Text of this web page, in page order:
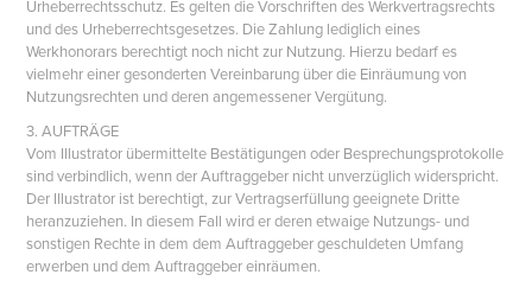
Urheberrechtsschutz. Es gelten die Vorschriften des Werkvertragsrechts
und des Urheberrechtsgesetzes. Die Zahlung lediglich eines
Werkhonorars berechtigt noch nicht zur Nutzung. Hierzu bedarf es
vielmehr einer gesonderten Vereinbarung über die Einräumung von
Nutzungsrechten und deren angemessener Vergütung.
3. AUFTRÄGE
Vom Illustrator übermittelte Bestätigungen oder Besprechungsprotokolle
sind verbindlich, wenn der Auftraggeber nicht unverzüglich widerspricht.
Der Illustrator ist berechtigt, zur Vertragserfüllung geeignete Dritte
heranzuziehen. In diesem Fall wird er deren etwaige Nutzungs- und
sonstigen Rechte in dem dem Auftraggeber geschuldeten Umfang
erwerben und dem Auftraggeber einräumen.